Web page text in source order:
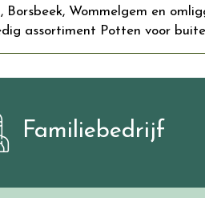
Wommelgem en
assortiment Potten voor
Familiebedrijf